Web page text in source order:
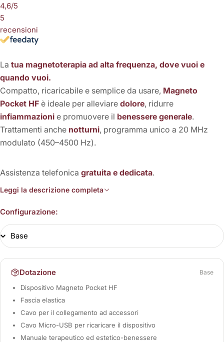
4,6/5
5
recensioni
La tua magnetoterapia ad alta frequenza, dove vuoi e
quando vuoi.
Compatto, ricaricabile e semplice da usare, Magneto
Pocket HF è ideale per alleviare dolore, ridurre
infiammazioni e promuovere il benessere generale.
Trattamenti anche notturni, programma unico a 20 MHz
modulato (450–4500 Hz).
Assistenza telefonica gratuita e dedicata.
Leggi la descrizione completa
Configurazione:
Dotazione Base
Dispositivo Magneto Pocket HF
Fascia elastica
Cavo per il collegamento ad accessori
Cavo Micro-USB per ricaricare il dispositivo
Manuale terapeutico ed estetico-benessere